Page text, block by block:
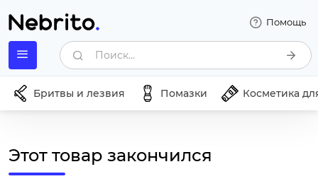
Помощь
Поиск...
Бритвы и лезвия Помазки Косметика
Этот товар закончился